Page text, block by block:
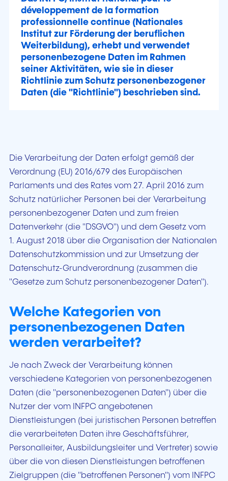
développement de la formation
professionnelle continue(Nationales
Institut zur Förderung der beruflichen
Weiterbildung), erhebt und verwendet
personenbezogene Daten im Rahmen
seiner Aktivitäten, wie sie in dieser
Richtlinie zum Schutz personenbezogener
Daten (die "Richtlinie") beschrieben sind.
Die Verarbeitung der Daten erfolgt gemäß der
Verordnung (EU) 2016/679 des Europäischen
Parlaments und des Rates vom 27. April 2016 zum
Schutz natürlicher Personen bei der Verarbeitung
personenbezogener Daten und zum freien
Datenverkehr (die "DSGVO") und dem Gesetz vom
1. August 2018 über die Organisation der Nationalen
Datenschutzkommission und zur Umsetzung der
Datenschutz-Grundverordnung (zusammen die
"Gesetze zum Schutz personenbezogener Daten").
Welche Kategorien von
personenbezogenen Daten
werden verarbeitet?
Je nach Zweck der Verarbeitung können
verschiedene Kategorien von personenbezogenen
Daten (die "personenbezogenen Daten") über die
Nutzer der vom INFPC angebotenen
Dienstleistungen (bei juristischen Personen betreffen
die verarbeiteten Daten ihre Geschäftsführer,
Personalleiter, Ausbildungsleiter und Vertreter) sowie
über die von diesen Dienstleistungen betroffenen
Zielgruppen (die "betroffenen Personen") vom INFPC